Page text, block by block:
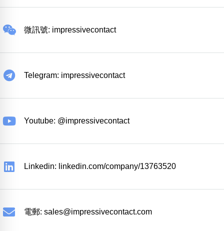
微訊號: impressivecontact
Telegram: impressivecontact
Youtube: @impressivecontact
Linkedin: linkedin.com/company/13763520
電郵: sales@impressivecontact.com